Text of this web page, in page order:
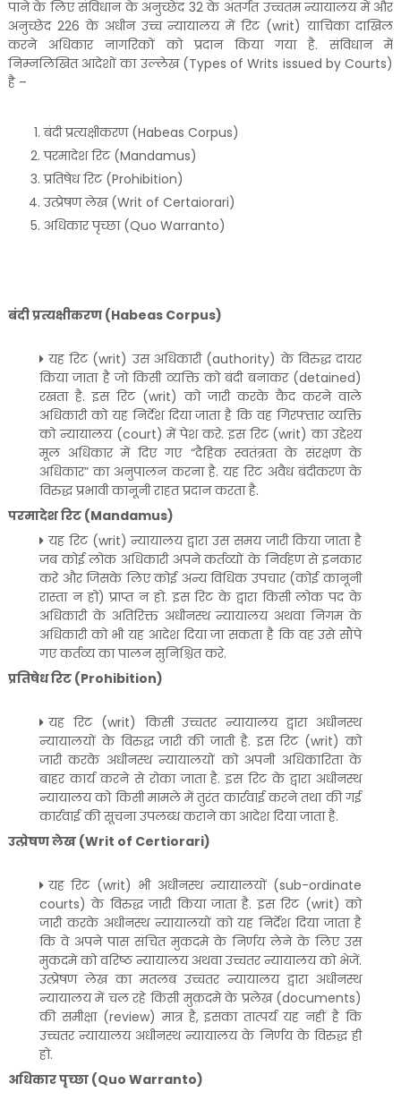
पाने के लिए संविधान के अनुच्छेद 32 के अंतर्गत उच्चतम न्यायालय में और
अनुच्छेद 226 के अधीन उच्च न्यायालय में रिट (writ) याचिका दाखिल
करने अधिकार नागरिकों को प्रदान किया गया है. संविधान में
निम्नलिखित आदेशों का उल्लेख (Types of Writs issued by Courts)
है –
बंदी प्रत्यक्षीकरण (Habeas Corpus)
परमादेश रिट (Mandamus)
प्रतिषेध रिट (Prohibition)
उत्प्रेषण लेख (Writ of Certaiorari)
अधिकार पृच्छा (Quo Warranto)
बंदी प्रत्यक्षीकरण (Habeas Corpus)
यह रिट (writ) उस अधिकारी (authority) के विरुद्ध दायर
किया जाता है जो किसी व्यक्ति को बंदी बनाकर (detained)
रखता है. इस रिट (writ) को जारी करके कैद करने वाले
अधिकारी को यह निर्देश दिया जाता है कि वह गिरफ्तार व्यक्ति
को न्यायालय (court) में पेश करे. इस रिट (writ) का उद्देश्य
मूल अधिकार में दिए गए “दैहिक स्वतंत्रता के संरक्षण के
अधिकार” का अनुपालन करना है. यह रिट अवैध बंदीकरण के
विरुद्ध प्रभावी कानूनी राहत प्रदान करता है.
परमादेश रिट (Mandamus)
यह रिट (writ) न्यायालय द्वारा उस समय जारी किया जाता है
जब कोई लोक अधिकारी अपने कर्तव्यों के निर्वहण से इनकार
करे और जिसके लिए कोई अन्य विधिक उपचार (कोई कानूनी
रास्ता न हो) प्राप्त न हो. इस रिट के द्वारा किसी लोक पद के
अधिकारी के अतिरिक्त अधीनस्थ न्यायालय अथवा निगम के
अधिकारी को भी यह आदेश दिया जा सकता है कि वह उसे सौंपे
गए कर्तव्य का पालन सुनिश्चित करे.
प्रतिषेध रिट (Prohibition)
यह रिट (writ) किसी उच्चतर न्यायालय द्वारा अधीनस्थ
न्यायालयों के विरुद्ध जारी की जाती है. इस रिट (writ) को
जारी करके अधीनस्थ न्यायालयों को अपनी अधिकारिता के
बाहर कार्य करने से रोका जाता है. इस रिट के द्वारा अधीनस्थ
न्यायालय को किसी मामले में तुरंत कार्रवाई करने तथा की गई
कार्रवाई की सूचना उपलब्ध कराने का आदेश दिया जाता है.
उत्प्रेषण लेख (Writ of Certiorari)
यह रिट (writ) भी अधीनस्थ न्यायालयों (sub-ordinate
courts) के विरुद्ध जारी किया जाता है. इस रिट (writ) को
जारी करके अधीनस्थ न्यायालयों को यह निर्देश दिया जाता है
कि वे अपने पास संचित मुकदमे के निर्णय लेने के लिए उस
मुकदमे को वरिष्ठ न्यायालय अथवा उच्चतर न्यायालय को भेजें.
उत्प्रेषण लेख का मतलब उच्चतर न्यायालय द्वारा अधीनस्थ
न्यायालय में चल रहे किसी मुक़दमे के प्रलेख (documents)
की समीक्षा (review) मात्र है, इसका तात्पर्य यह नहीं है कि
उच्चतर न्यायालय अधीनस्थ न्यायालय के निर्णय के विरुद्ध ही
हो.
अधिकार पृच्छा (Quo Warranto)